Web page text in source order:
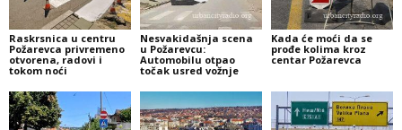
Raskrsnica u centru
Požarevca privremeno
otvorena, radovi i
tokom noći
Nesvakidašnja scena
u Požarevcu:
Automobilu otpao
točak usred vožnje
Kada će moći da se
prođe kolima kroz
centar Požarevca